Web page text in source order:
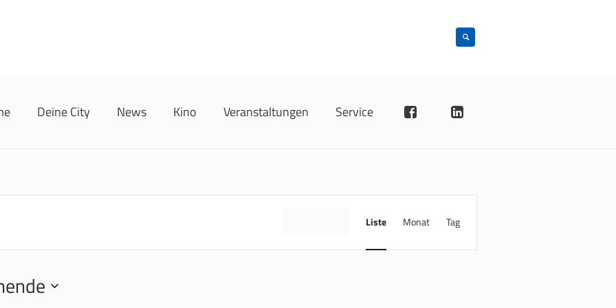
Deine City News Kino Veranstaltungen Service
ANSICHTEN-
Liste Monat Tag